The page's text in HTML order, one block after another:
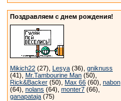
Поздравляем с днем рождения!
Mikich22 (27), Lesya (36), gniknuss
(41), Mr.Tambourine Man (50),
Rick&Backer (50), Max 66 (60), nabon
(64), nolans (64), monter7 (66),
ganapataja (75)